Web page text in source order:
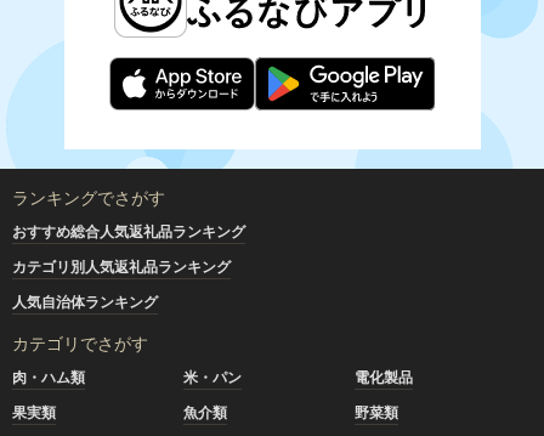
ランキングでさがす
おすすめ総合人気返礼品ランキング
カテゴリ別人気返礼品ランキング
人気自治体ランキング
カテゴリでさがす
肉・ハム類 米・パン
電化製品
果実類
魚介類
野菜類